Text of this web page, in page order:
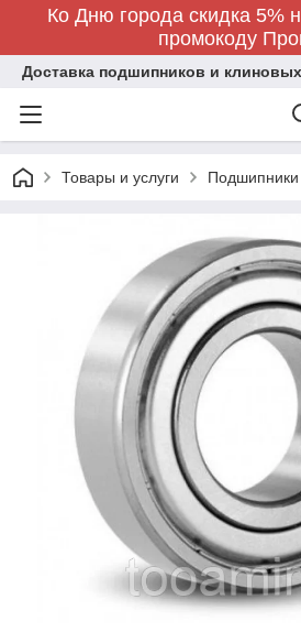
Ко Дню города скидка 5%
промокоду
Доставка подшипников и
Товары и услуги Подшипники